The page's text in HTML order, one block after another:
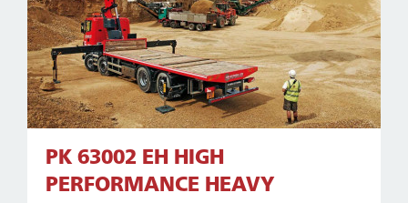
PK 63002 EH HIGH
PERFORMANCE HEAVY